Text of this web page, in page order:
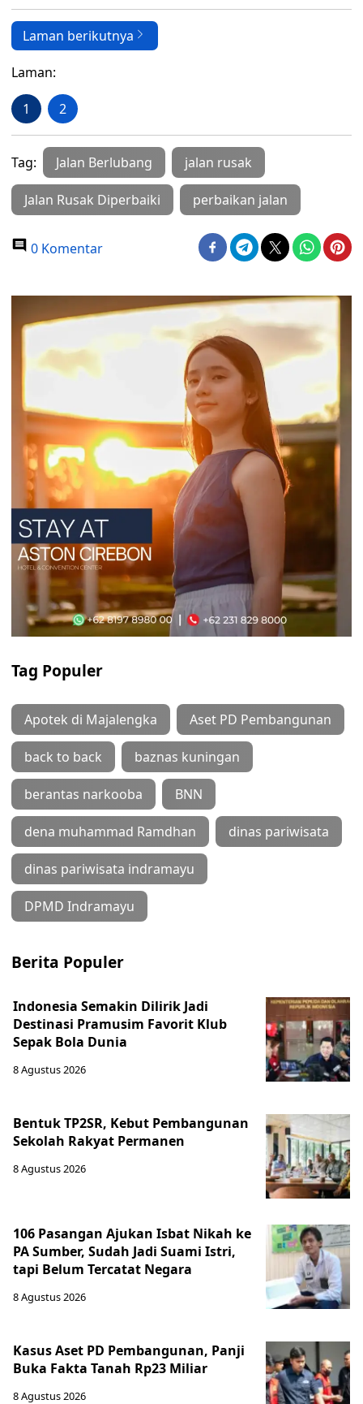
Laman berikutnya
Laman:
1 2
Tag: Jalan Berlubang jalan rusak
Jalan Rusak Diperbaiki perbaikan jalan
0 Komentar
Tag Populer
Apotek di Majalengka Aset PD Pembangunan
back to back baznas kuningan
berantas narkooba BNN
dena muhammad Ramdhan dinas pariwisata
dinas pariwisata indramayu
DPMD Indramayu
Berita Populer
Indonesia Semakin Dilirik Jadi
Destinasi Pramusim Favorit Klub
Sepak Bola Dunia
8 Agustus 2026
Bentuk TP2SR, Kebut Pembangunan
Sekolah Rakyat Permanen
8 Agustus 2026
106 Pasangan Ajukan Isbat Nikah ke
PA Sumber, Sudah Jadi Suami Istri,
tapi Belum Tercatat Negara
8 Agustus 2026
Kasus Aset PD Pembangunan, Panji
Buka Fakta Tanah Rp23 Miliar
8 Agustus 2026